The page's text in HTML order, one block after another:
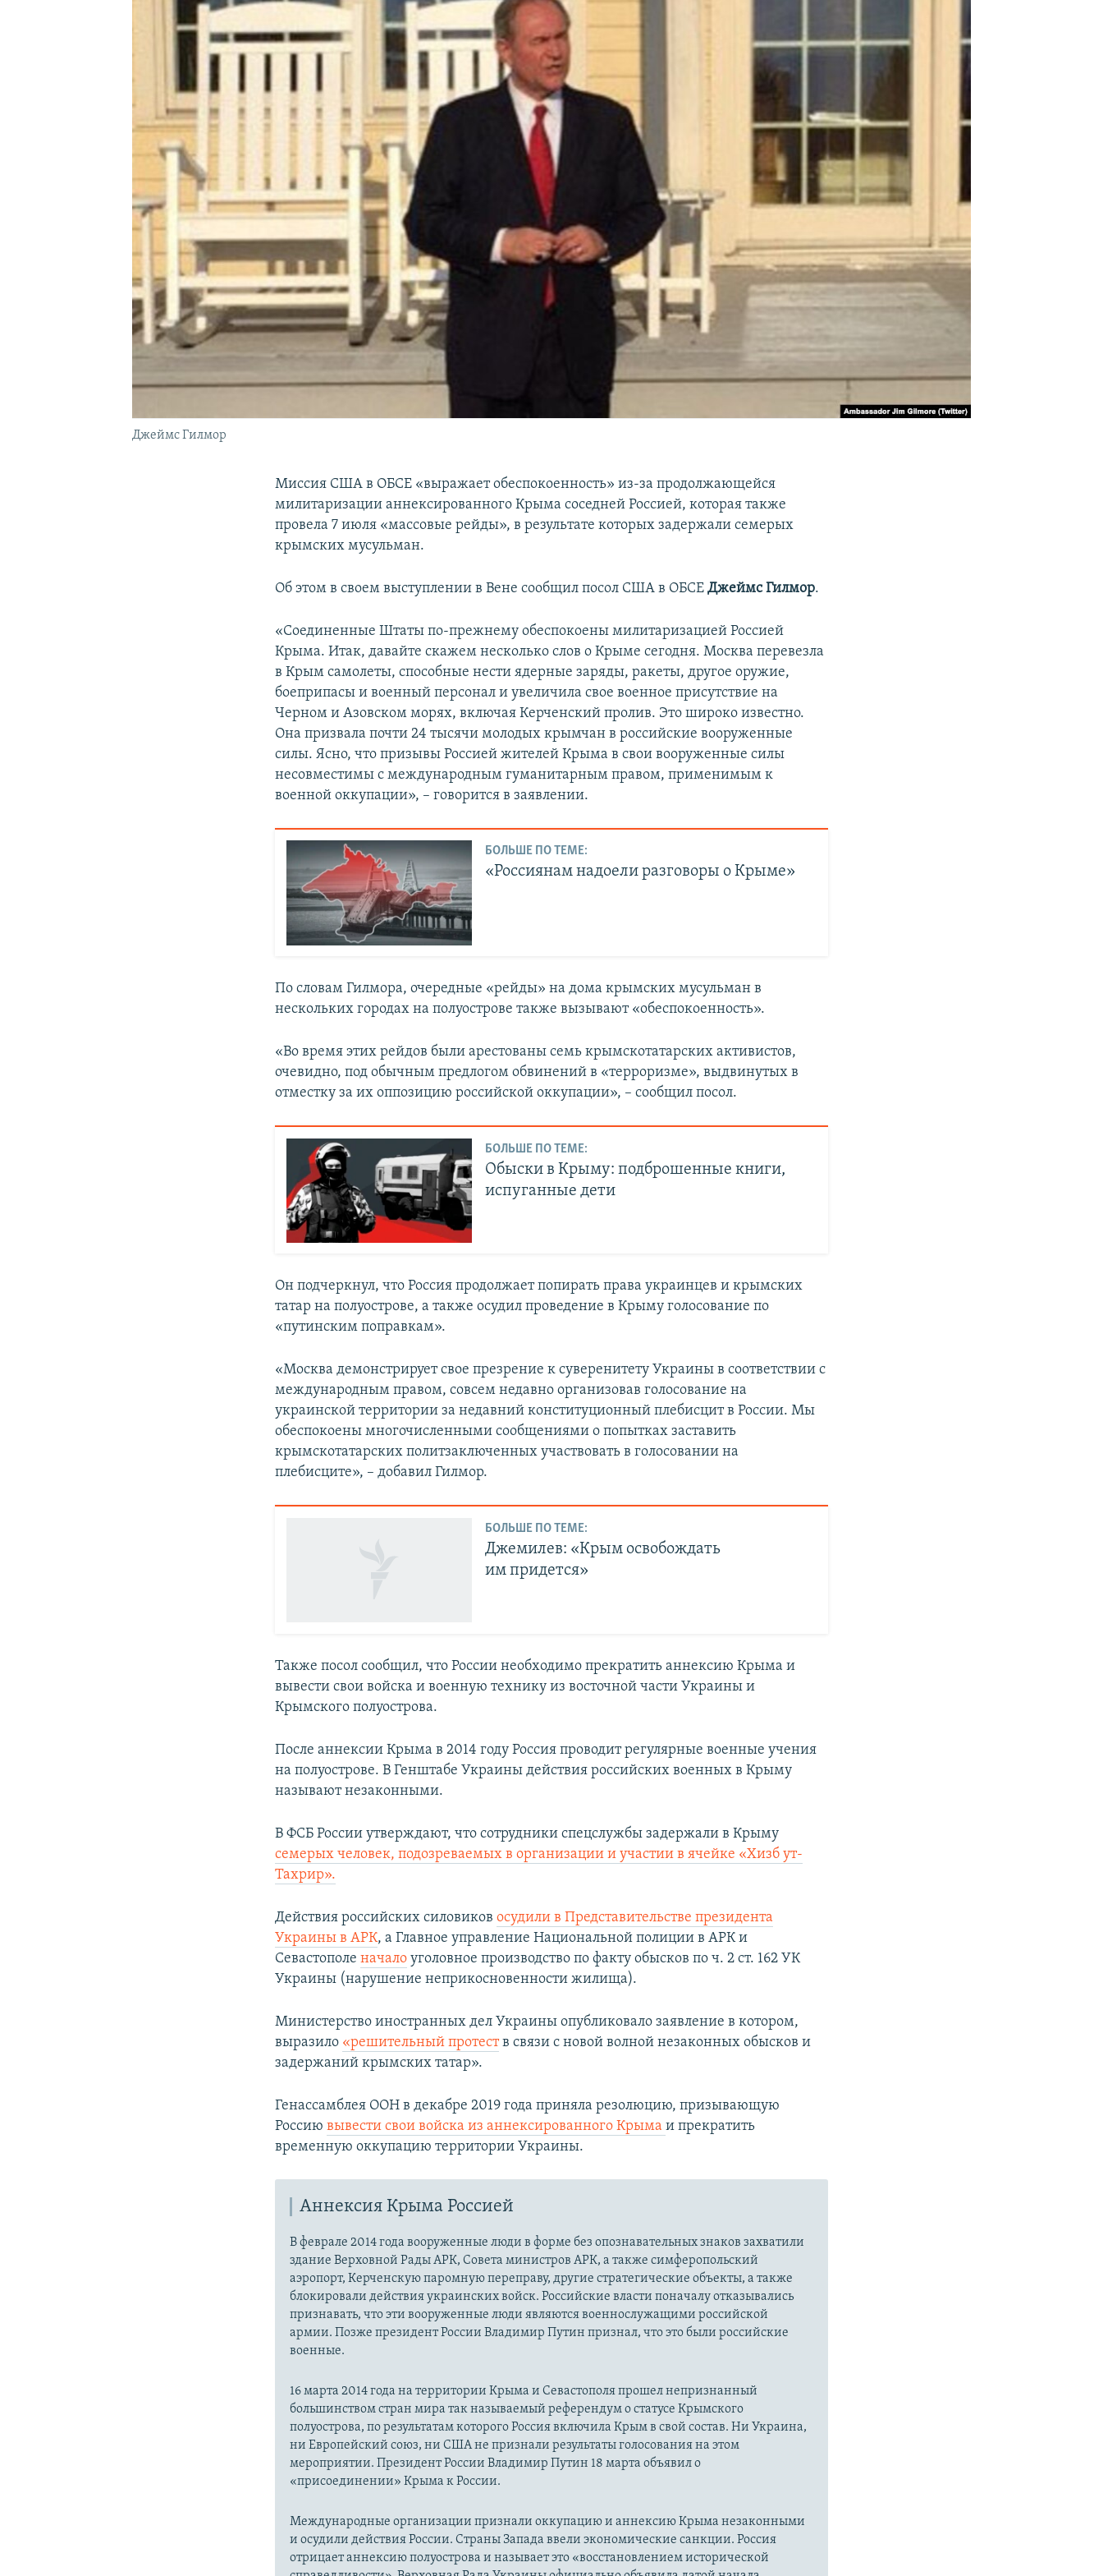
УКРАИНСКАЯ ПРОБЛЕМА КРЫМА
Джеймс Гилмор
Миссия США в ОБСЕ «выражает обеспокоенность» из-за продолжающейся
милитаризации аннексированного Крыма соседней Россией, которая также
провела 7 июля «массовые рейды», в результате которых задержали семерых
крымских мусульман.
Об этом в своем выступлении в Вене сообщил посол США в ОБСЕДжеймс Гилмор.
«Соединенные Штаты по-прежнему обеспокоены милитаризацией Россией
Крыма. Итак, давайте скажем несколько слов о Крыме сегодня. Москва перевезла
в Крым самолеты, способные нести ядерные заряды, ракеты, другое оружие,
боеприпасы и военный персонал и увеличила свое военное присутствие на
Черном и Азовском морях, включая Керченский пролив. Это широко известно.
Она призвала почти 24 тысячи молодых крымчан в российские вооруженные
силы. Ясно, что призывы Россией жителей Крыма в свои вооруженные силы
несовместимы с международным гуманитарным правом, применимым к
военной оккупации», – говорится в заявлении.
БОЛЬШЕ ПО ТЕМЕ:
«Россиянам надоели разговоры о Крыме»
По словам Гилмора, очередные «рейды» на дома крымских мусульман в
нескольких городах на полуострове также вызывают «обеспокоенность».
«Во время этих рейдов были арестованы семь крымскотатарских активистов,
очевидно, под обычным предлогом обвинений в «терроризме», выдвинутых в
отместку за их оппозицию российской оккупации», – сообщил посол.
БОЛЬШЕ ПО ТЕМЕ:
Обыски в Крыму: подброшенные книги,
испуганные дети
Он подчеркнул, что Россия продолжает попирать права украинцев и крымских
татар на полуострове, а также осудил проведение в Крыму голосование по
«путинским поправкам».
«Москва демонстрирует свое презрение к суверенитету Украины в соответствии с
международным правом, совсем недавно организовав голосование на
украинской территории за недавний конституционный плебисцит в России. Мы
обеспокоены многочисленными сообщениями о попытках заставить
крымскотатарских политзаключенных участвовать в голосовании на
плебисците», – добавил Гилмор.
БОЛЬШЕ ПО ТЕМЕ:
Джемилев: «Крым освобождать
им придется»
Также посол сообщил, что России необходимо прекратить аннексию Крыма и
вывести свои войска и военную технику из восточной части Украины и
Крымского полуострова.
После аннексии Крыма в 2014 году Россия проводит регулярные военные учения
на полуострове. В Генштабе Украины действия российских военных в Крыму
называют незаконными.
В ФСБ России утверждают, что сотрудники спецслужбы задержали в Крыму
семерых человек, подозреваемых в организации и участии в ячейке «Хизб ут-
Тахрир».
Действия российских силовиковосудили в Представительстве президента
Украины в АРК, а Главное управление Национальной полиции в АРК и
Севастополеначало уголовное производство по факту обысков по ч. 2 ст. 162 УК
Украины (нарушение неприкосновенности жилища).
Министерство иностранных дел Украины опубликовало заявление в котором,
выразило «решительный протеств связи с новой волной незаконных обысков и
задержаний крымских татар».
Генассамблея ООН в декабре 2019 года приняла резолюцию, призывающую
Россиювывести свои войска из аннексированного Крымаи прекратить
временную оккупацию территории Украины.
Аннексия Крыма Россией
В феврале 2014 года вооруженные люди в форме без опознавательных знаков захватили
здание Верховной Рады АРК, Совета министров АРК, а также симферопольский
аэропорт, Керченскую паромную переправу, другие стратегические объекты, а также
блокировали действия украинских войск. Российские власти поначалу отказывались
признавать, что эти вооруженные люди являются военнослужащими российской
армии. Позже президент России Владимир Путин признал, что это были российские
военные.
16 марта 2014 года на территории Крыма и Севастополя прошел непризнанный
большинством стран мира так называемый референдум о статусе Крымского
полуострова, по результатам которого Россия включила Крым в свой состав. Ни Украина,
ни Европейский союз, ни США не признали результаты голосования на этом
мероприятии. Президент России Владимир Путин 18 марта объявил о
«присоединении» Крыма к России.
Международные организации признали оккупацию и аннексию Крыма незаконными
и осудили действия России. Страны Запада ввели экономические санкции. Россия
отрицает аннексию полуострова и называет это «восстановлением исторической